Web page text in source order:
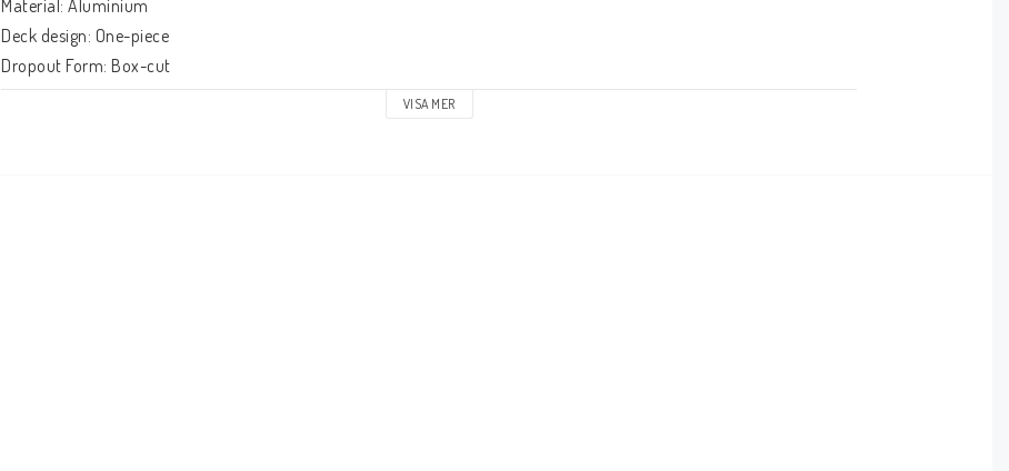
Material: Aluminium
Deck design: One-piece
Dropout Form: Box-cut
Headtube vinkel: 83°
VISA MER